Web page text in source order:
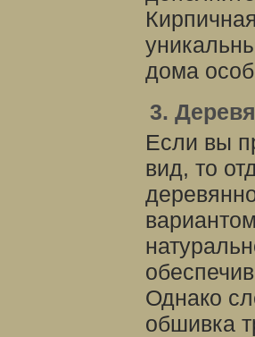
дома
3.
Если вы
вид, то
Однако
обшивка